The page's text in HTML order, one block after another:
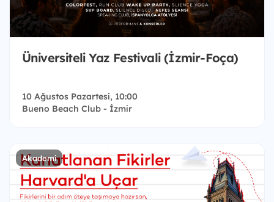
Üniversiteli Yaz Festivali (İzmir-Foça)
10 Ağustos Pazartesi, 10:00
Bueno Beach Club - İzmir
Akademi